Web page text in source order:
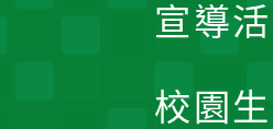
宣導
校園